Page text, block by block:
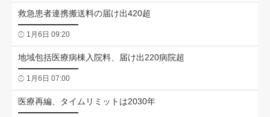
救急患者連携搬送料の届け出420超
1月6日 09:20
地域包括医療病棟入院料、届け出220病院超
1月6日 07:00
医療再編、タイムリミットは2030年